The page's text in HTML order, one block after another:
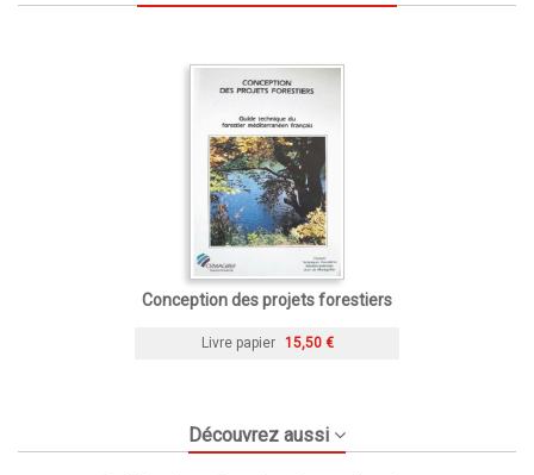
Conception des projets forestiers
Livre papier 15,50 €
Découvrez aussi